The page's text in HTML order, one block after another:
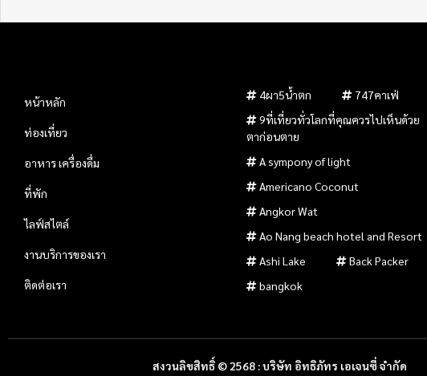
หน้าหลัก
ท่องเที่ยว
อาหาร เครื่องดื่ม
ที่พัก
ไลฟ์สไตล์
งานบริการของเรา
ติดต่อเรา
4ผา5น้ำตก
747คาเฟ่
9ที่เที่ยวทั่วโลกที่คุณควรไปเห็นด้วย
ตาก่อนตาย
A sympony of light
Americano Coconut
Angkor Wat
Ao Nang beach hotel and Resort
Ashi Lake
Back Packer
bangkok
สงวนลิขสิทธิ์ © 2568 : บริษัท อิทธิภัทร เอเจนซี่ จำกัด